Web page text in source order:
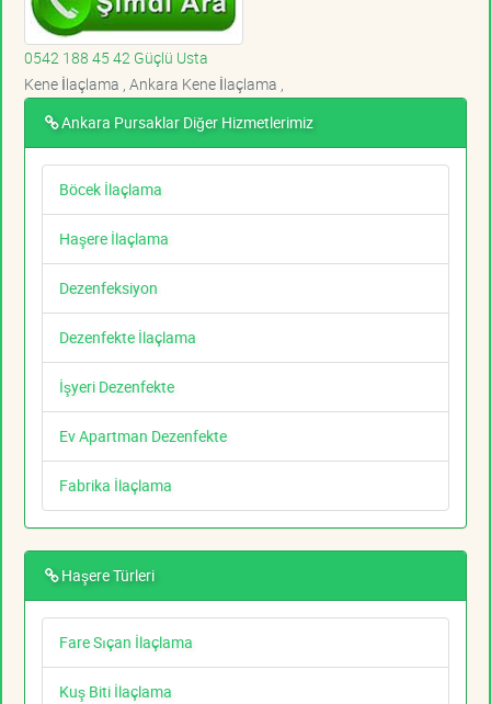
0542 188 45 42 Güçlü Usta
Kene İlaçlama , Ankara Kene İlaçlama ,
Ankara Pursaklar Diğer Hizmetlerimiz
Böcek İlaçlama
Haşere İlaçlama
Dezenfeksiyon
Dezenfekte İlaçlama
İşyeri Dezenfekte
Ev Apartman Dezenfekte
Fabrika İlaçlama
Haşere Türleri
Fare Sıçan İlaçlama
Kuş Biti İlaçlama